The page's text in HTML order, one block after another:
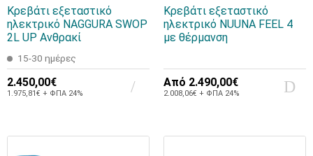
Κρεβάτι εξεταστικό
ηλεκτρικό NAGGURA SWOP
2L UP Ανθρακί
15-30 ημέρες
2.450,00€
1.975,81€ + ΦΠΑ 24%
Κρεβάτι εξεταστικό
ηλεκτρικό NUUNA FEEL 4
με θέρμανση
Από 2.490,00€
2.008,06€ + ΦΠΑ 24%